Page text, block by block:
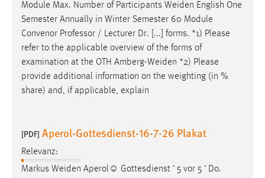
Module Max. Number of Participants Weiden English One
Semester Annually in Winter Semester 60 Module
Convenor Professor / Lecturer Dr. [...] forms. *1) Please
refer to the applicable overview of the forms of
examination at the OTH Amberg-Weiden *2) Please
provide additional information on the weighting (in %
share) and, if applicable, explain
[PDF] Aperol-Gottesdienst-16-7-26 Plakat
Relevanz:
Markus Weiden Aperol☺ Gottesdienst ‘ 5 vor 5 ‘ Do.